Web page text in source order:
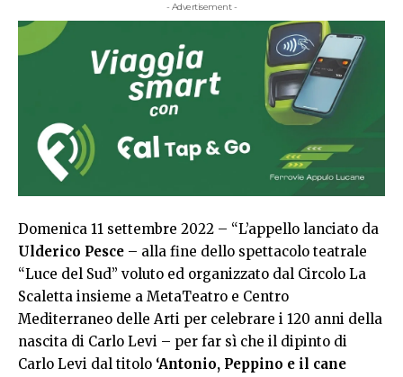
- Advertisement -
Domenica 11 settembre 2022 – “L’appello lanciato da
Ulderico Pesce – alla fine dello spettacolo teatrale
“Luce del Sud” voluto ed organizzato dal Circolo La
Scaletta insieme a MetaTeatro e Centro
Mediterraneo delle Arti per celebrare i 120 anni della
nascita di Carlo Levi – per far sì che il dipinto di
Carlo Levi dal titolo ‘Antonio, Peppino e il cane